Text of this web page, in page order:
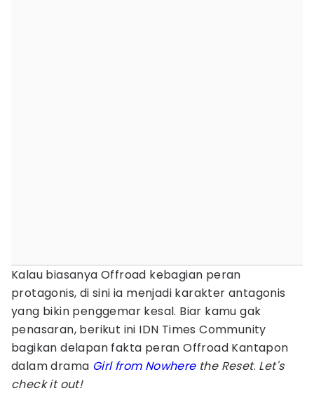
Kalau biasanya Offroad kebagian peran
protagonis, di sini ia menjadi karakter antagonis
yang bikin penggemar kesal. Biar kamu gak
penasaran, berikut ini IDN Times Community
bagikan delapan fakta peran Offroad Kantapon
dalam drama Girl from Nowherethe Reset. Let's
check it out!